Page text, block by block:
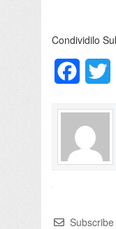
Condividilo
Subscribe